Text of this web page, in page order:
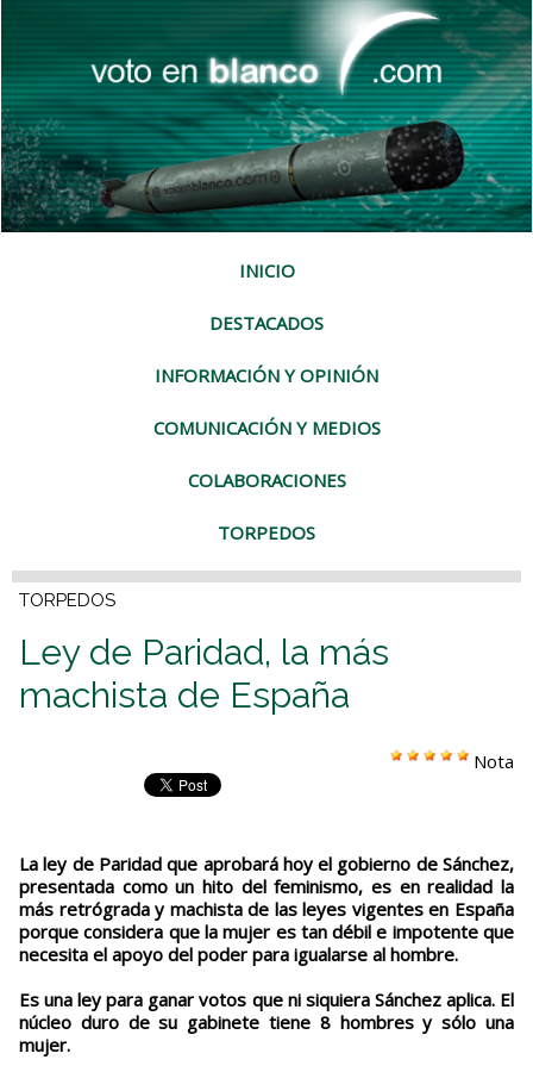
INICIO
DESTACADOS
INFORMACIÓN Y OPINIÓN
COMUNICACIÓN Y MEDIOS
COLABORACIONES
TORPEDOS
TORPEDOS
Ley de Paridad, la más
machista de España
Nota
La ley de Paridad que aprobará hoy el gobierno de Sánchez,
presentada como un hito del feminismo, es en realidad la
más retrógrada y machista de las leyes vigentes en España
porque considera que la mujer es tan débil e impotente que
necesita el apoyo del poder para igualarse al hombre.
Es una ley para ganar votos que ni siquiera Sánchez aplica. El
núcleo duro de su gabinete tiene 8 hombres y sólo una
mujer.